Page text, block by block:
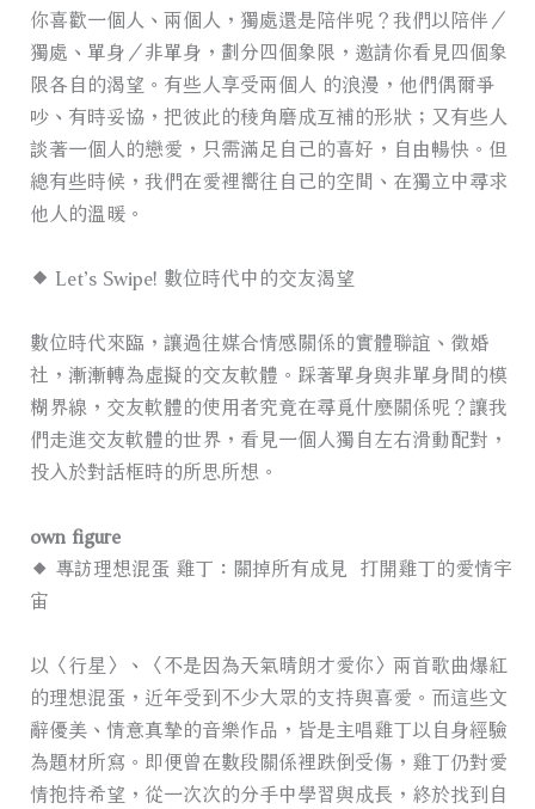
你喜歡一個人、兩個人，獨處還是陪伴呢？我們以陪伴／
獨處、單身／非單身，劃分四個象限，邀請你看見四個象
限各自的渴望。有些人享受兩個人 的浪漫，他們偶爾爭
吵、有時妥協，把彼此的稜角磨成互補的形狀；又有些人
談著一個人的戀愛，只需滿足自己的喜好，自由暢快。但
總有些時候，我們在愛裡嚮往自己的空間、在獨立中尋求
他人的溫暖。
◆ Let’s Swipe! 數位時代中的交友渴望
數位時代來臨，讓過往媒合情感關係的實體聯誼、徵婚
社，漸漸轉為虛擬的交友軟體。踩著單身與非單身間的模
糊界線，交友軟體的使用者究竟在尋覓什麼關係呢？讓我
們走進交友軟體的世界，看見一個人獨自左右滑動配對，
投入於對話框時的所思所想。
own figure
◆ 專訪理想混蛋 雞丁：關掉所有成見 打開雞丁的愛情宇
宙
以〈行星〉、〈不是因為天氣晴朗才愛你〉兩首歌曲爆紅
的理想混蛋，近年受到不少大眾的支持與喜愛。而這些文
辭優美、情意真摯的音樂作品，皆是主唱雞丁以自身經驗
為題材所寫。即便曾在數段關係裡跌倒受傷，雞丁仍對愛
情抱持希望，從一次次的分手中學習與成長，終於找到自